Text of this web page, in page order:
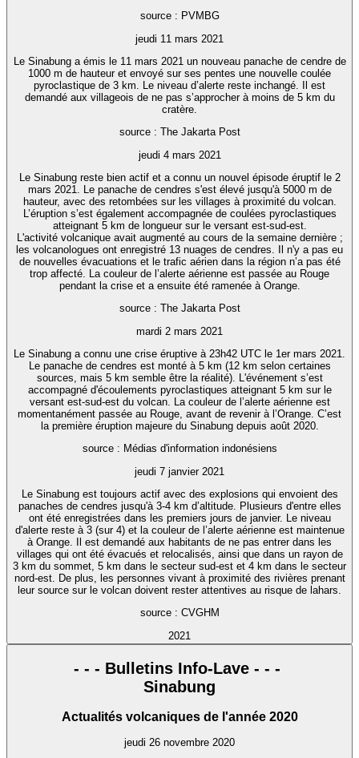
source : PVMBG
jeudi 11 mars 2021
Le Sinabung a émis le 11 mars 2021 un nouveau panache de cendre de
1000 m de hauteur et envoyé sur ses pentes une nouvelle coulée
pyroclastique de 3 km. Le niveau d’alerte reste inchangé. Il est
demandé aux villageois de ne pas s’approcher à moins de 5 km du
cratère.
source : The Jakarta Post
jeudi 4 mars 2021
Le Sinabung reste bien actif et a connu un nouvel épisode éruptif le 2
mars 2021. Le panache de cendres s'est élevé jusqu'à 5000 m de
hauteur, avec des retombées sur les villages à proximité du volcan.
L’éruption s’est également accompagnée de coulées pyroclastiques
atteignant 5 km de longueur sur le versant est-sud-est.
L'activité volcanique avait augmenté au cours de la semaine dernière ;
les volcanologues ont enregistré 13 nuages de cendres. Il n'y a pas eu
de nouvelles évacuations et le trafic aérien dans la région n’a pas été
trop affecté. La couleur de l’alerte aérienne est passée au Rouge
pendant la crise et a ensuite été ramenée à Orange.
source : The Jakarta Post
mardi 2 mars 2021
Le Sinabung a connu une crise éruptive à 23h42 UTC le 1er mars 2021.
Le panache de cendres est monté à 5 km (12 km selon certaines
sources, mais 5 km semble être la réalité). L'événement s’est
accompagné d'écoulements pyroclastiques atteignant 5 km sur le
versant est-sud-est du volcan. La couleur de l’alerte aérienne est
momentanément passée au Rouge, avant de revenir à l’Orange. C’est
la première éruption majeure du Sinabung depuis août 2020.
source : Médias d'information indonésiens
jeudi 7 janvier 2021
Le Sinabung est toujours actif avec des explosions qui envoient des
panaches de cendres jusqu'à 3-4 km d’altitude. Plusieurs d'entre elles
ont été enregistrées dans les premiers jours de janvier. Le niveau
d'alerte reste à 3 (sur 4) et la couleur de l’alerte aérienne est maintenue
à Orange. Il est demandé aux habitants de ne pas entrer dans les
villages qui ont été évacués et relocalisés, ainsi que dans un rayon de
3 km du sommet, 5 km dans le secteur sud-est et 4 km dans le secteur
nord-est. De plus, les personnes vivant à proximité des rivières prenant
leur source sur le volcan doivent rester attentives au risque de lahars.
source : CVGHM
2021
- - - Bulletins Info-Lave - - -
Sinabung
Actualités volcaniques de l'année 2020
jeudi 26 novembre 2020